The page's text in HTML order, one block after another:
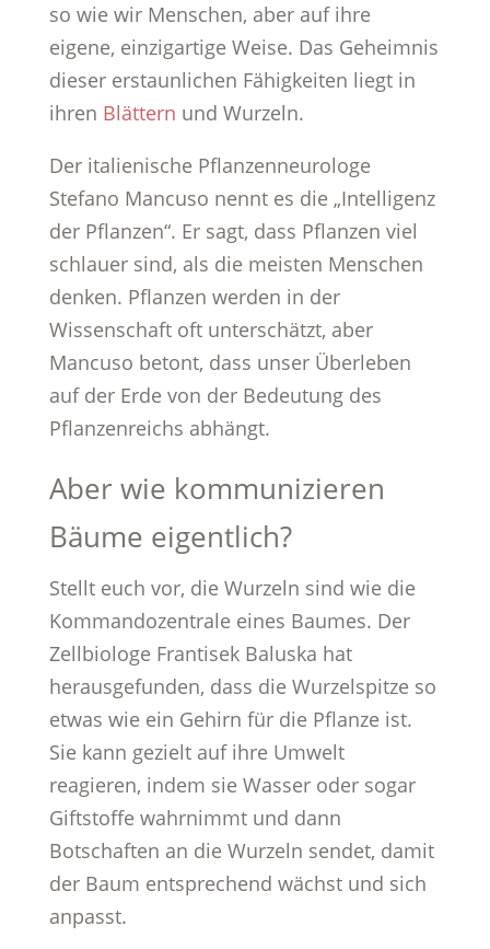
so wie wir Menschen, aber auf ihre
eigene, einzigartige Weise. Das Geheimnis
dieser erstaunlichen Fähigkeiten liegt in
ihren Blättern und Wurzeln.
Der italienische Pflanzenneurologe
Stefano Mancuso nennt es die „Intelligenz
der Pflanzen“. Er sagt, dass Pflanzen viel
schlauer sind, als die meisten Menschen
denken. Pflanzen werden in der
Wissenschaft oft unterschätzt, aber
Mancuso betont, dass unser Überleben
auf der Erde von der Bedeutung des
Pflanzenreichs abhängt.
Aber wie kommunizieren
Bäume eigentlich?
Stellt euch vor, die Wurzeln sind wie die
Kommandozentrale eines Baumes. Der
Zellbiologe Frantisek Baluska hat
herausgefunden, dass die Wurzelspitze so
etwas wie ein Gehirn für die Pflanze ist.
Sie kann gezielt auf ihre Umwelt
reagieren, indem sie Wasser oder sogar
Giftstoffe wahrnimmt und dann
Botschaften an die Wurzeln sendet, damit
der Baum entsprechend wächst und sich
anpasst.